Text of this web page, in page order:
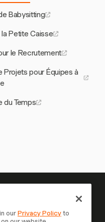
Babysitting
Petite Caisse
le Recrutement
Projets pour Équipes à
du Temps
d'être suivi
ourPrivacy Policyto